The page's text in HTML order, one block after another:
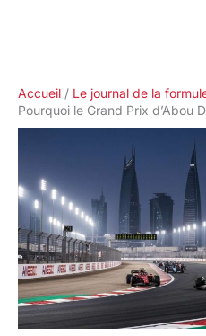
Accueil
Le journal de la
Pourquoi le Grand Prix d’Abou